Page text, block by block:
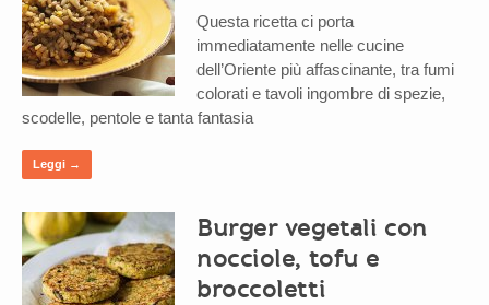
Questa ricetta ci porta
immediatamente nelle cucine
dell’Oriente più affascinante, tra fumi
colorati e tavoli ingombre di spezie,
scodelle, pentole e tanta fantasia
Leggi →
Burger vegetali con
nocciole, tofu e
broccoletti